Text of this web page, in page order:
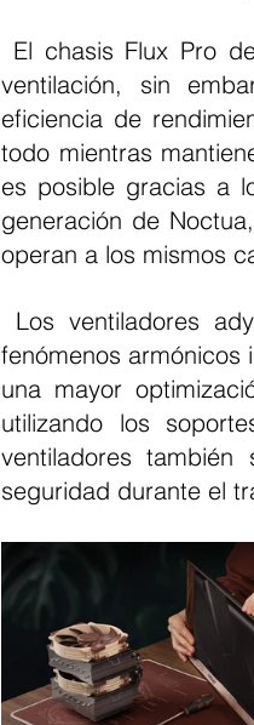
ventilación, sin
eficiencia de
todo mientras
es posible gracias a
generación de
operan a los mismos
fenómenos armónicos
una mayor
utilizando los
ventiladores
seguridad durante el